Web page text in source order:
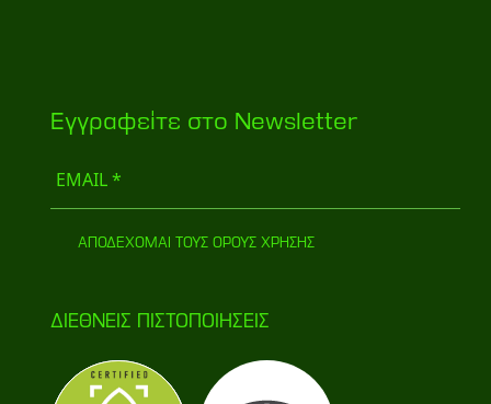
Eγγραφείτε στο Newsletter
ΑΠΟΔΕΧΟΜΑΙ ΤΟΥΣ ΟΡΟΥΣ ΧΡΗΣΗΣ
ΔΙΕΘΝΕΙΣ ΠΙΣΤΟΠΟIHΣΕΙΣ